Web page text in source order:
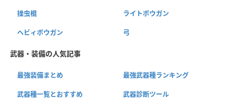
操虫棍 ライトボウガン
ヘビィボウガン 弓
武器・装備の人気記事
最強装備まとめ 最強武器種ランキング
武器種一覧とおすすめ 武器診断ツール